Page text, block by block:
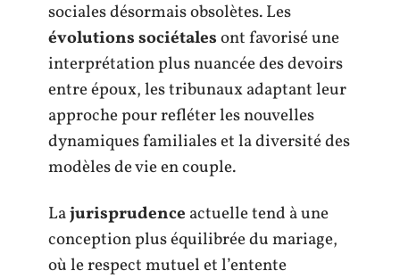
sociales désormais obsolètes. Les
évolutions sociétalesont favorisé une
interprétation plus nuancée des devoirs
entre époux, les tribunaux adaptant leur
approche pour refléter les nouvelles
dynamiques familiales et la diversité des
modèles de vie en couple.
Lajurisprudence actuelle tend à une
conception plus équilibrée du mariage,
où le respect mutuel et l’entente